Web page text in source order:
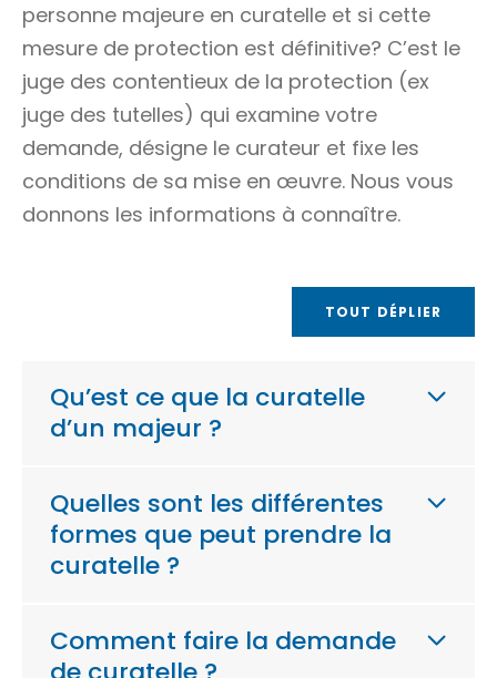
personne majeure en curatelle et si cette
mesure de protection est définitive? C’est le
juge des contentieux de la protection (ex
juge des tutelles) qui examine votre
demande, désigne le curateur et fixe les
conditions de sa mise en œuvre. Nous vous
donnons les informations à connaître.
TOUT DÉPLIER
Qu’est ce que la curatelle
d’un majeur ?
Quelles sont les différentes
formes que peut prendre la
curatelle ?
Comment faire la demande